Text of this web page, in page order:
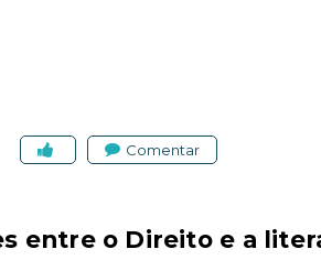
Comentar
entre o Direito e a